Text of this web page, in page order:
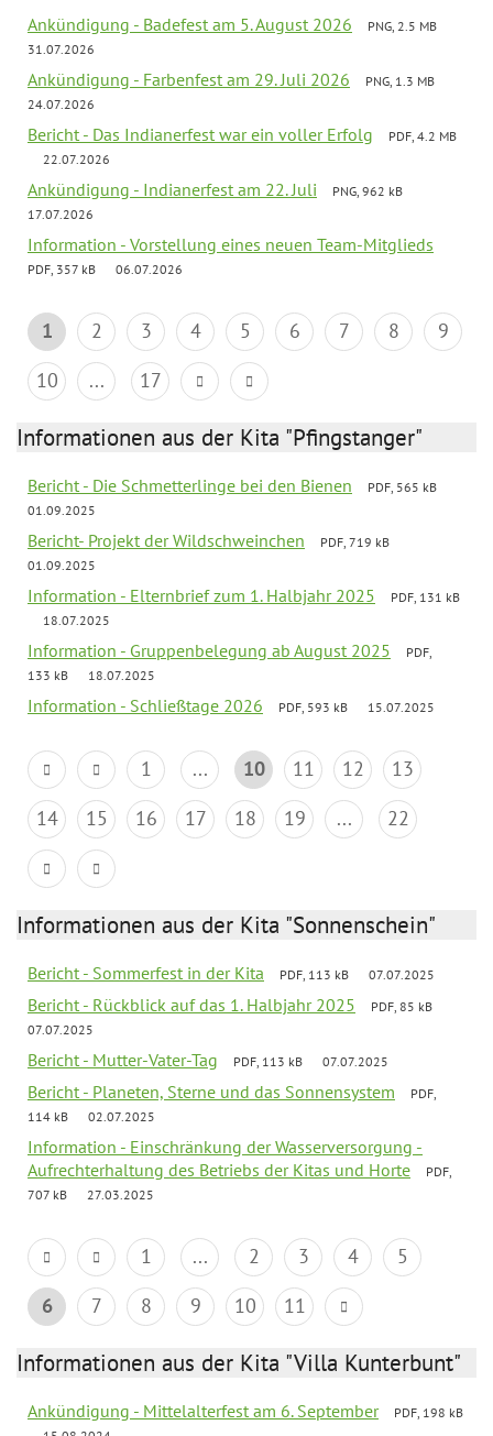
Ankündigung - Badefest am 5. August 2026
PNG, 2.5 MB
31.07.2026
Ankündigung - Farbenfest am 29. Juli 2026
PNG, 1.3 MB
24.07.2026
Bericht - Das Indianerfest war ein voller Erfolg
PDF, 4.2 MB
22.07.2026
Ankündigung - Indianerfest am 22. Juli
PNG, 962 kB
17.07.2026
Information - Vorstellung eines neuen Team-Mitglieds
PDF, 357 kB 06.07.2026
1 2 3 4 5 6 7 8
9
10
... 17
Informationen aus der Kita "Pfingstanger"
Bericht - Die Schmetterlinge bei den Bienen
PDF, 565 kB
01.09.2025
Bericht- Projekt der Wildschweinchen
PDF, 719 kB
01.09.2025
Information - Elternbrief zum 1. Halbjahr 2025
PDF, 131 kB
18.07.2025
Information - Gruppenbelegung ab August 2025
PDF,
133 kB
18.07.2025
Information - Schließtage 2026 PDF, 593 kB 15.07.2025
1 ... 10 11 12
13
14
15 16 17 18 19 ... 22
Informationen aus der Kita "Sonnenschein"
Bericht - Sommerfest in der Kita PDF, 113 kB 07.07.2025
Bericht - Rückblick auf das 1. Halbjahr 2025
PDF, 85 kB
07.07.2025
Bericht - Mutter-Vater-Tag PDF, 113 kB 07.07.2025
Bericht - Planeten, Sterne und das Sonnensystem
PDF,
114 kB
02.07.2025
Information - Einschränkung der Wasserversorgung -
Aufrechterhaltung des Betriebs der Kitas und Horte
PDF,
707 kB
27.03.2025
1 ... 2 3 4
5
6
7 8 9 10 11
Informationen aus der Kita "Villa Kunterbunt"
Ankündigung - Mittelalterfest am 6. September
PDF, 198 kB